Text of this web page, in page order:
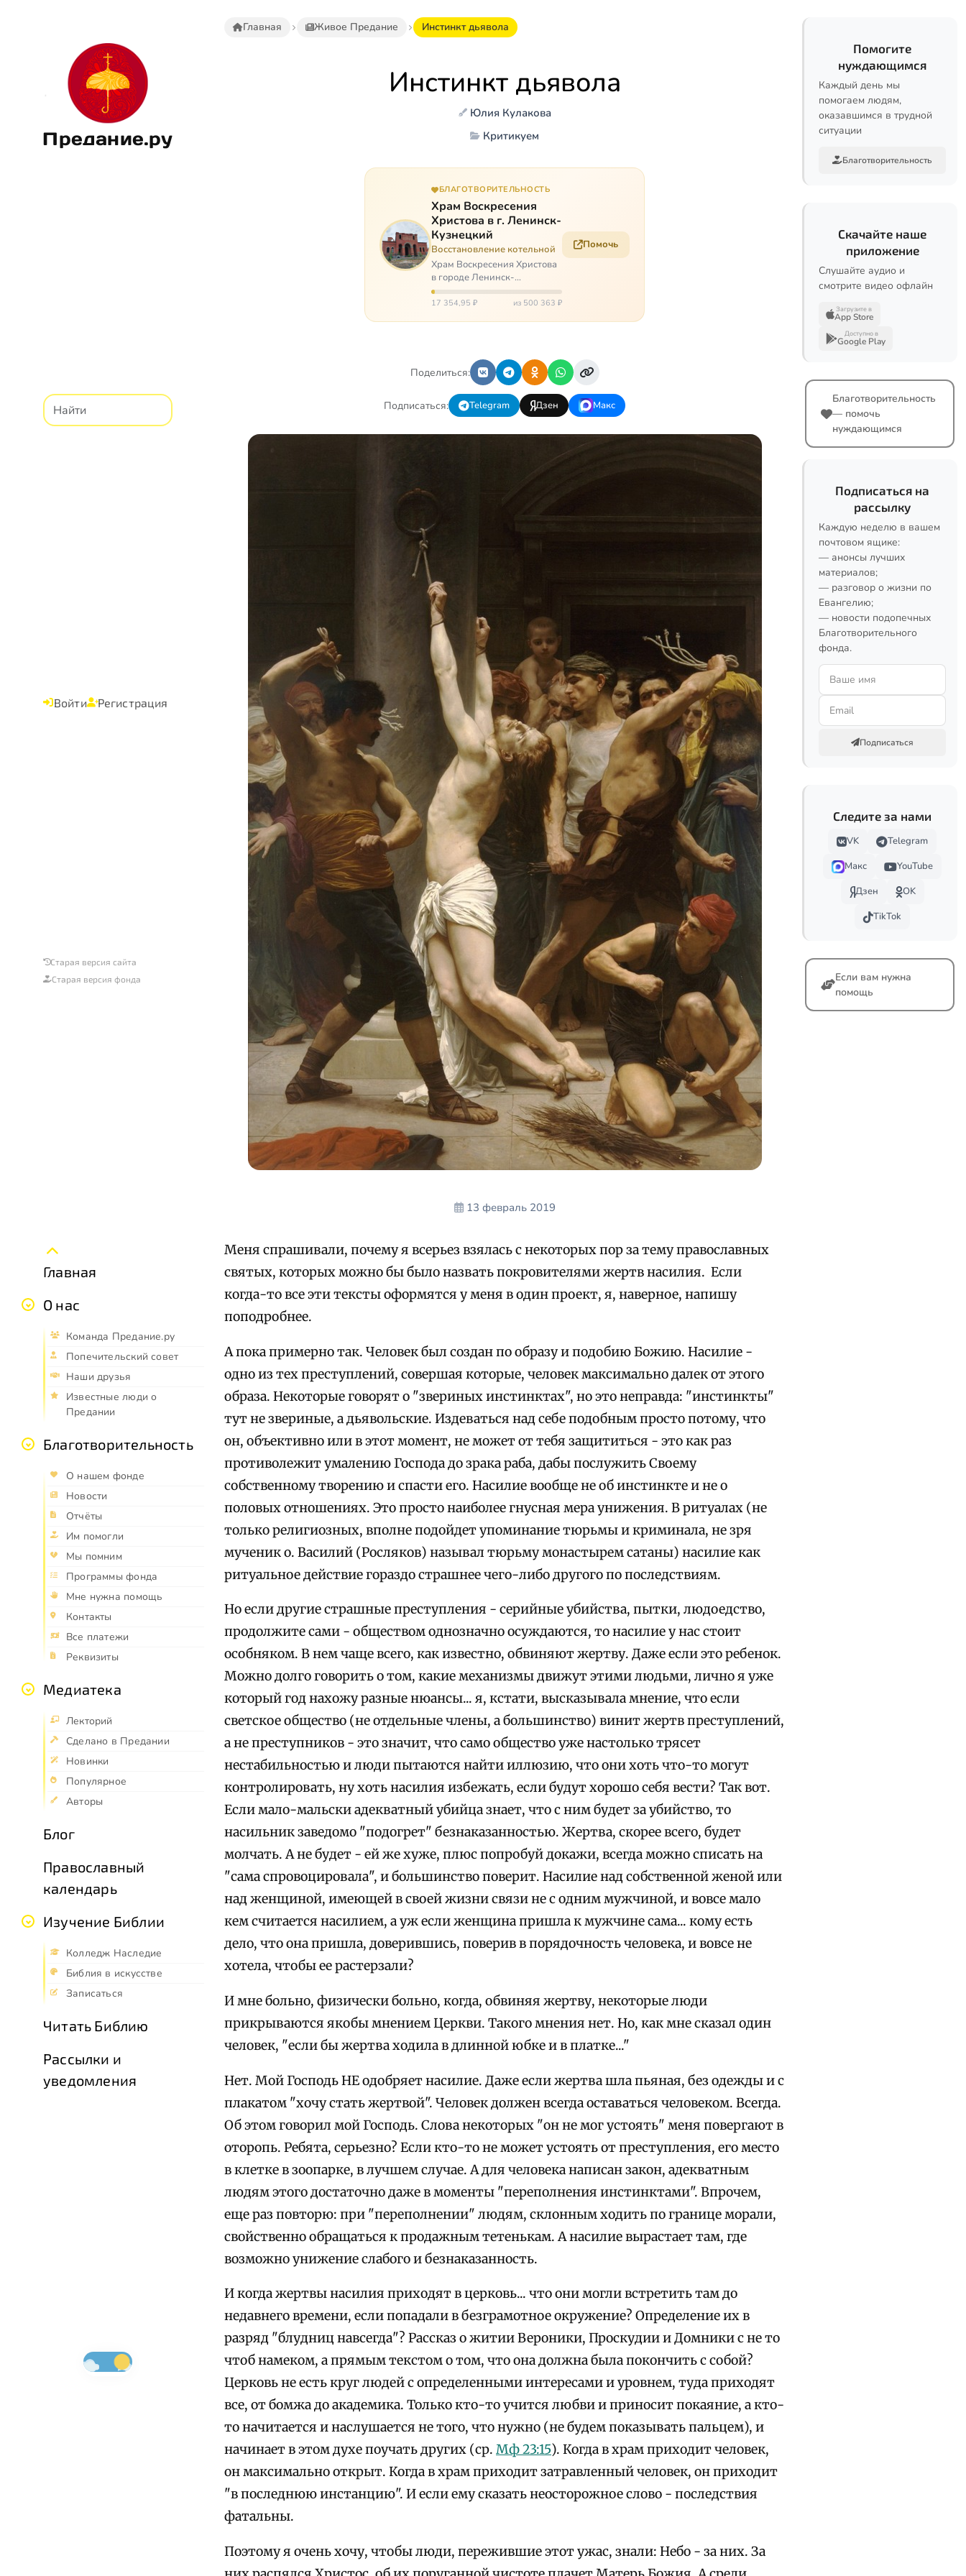
Предание.ру
Войти Регистрация
Старая версия сайта
Старая версия фонда
Главная
О нас
Команда Предание.ру
Попечительский совет
Наши друзья
Известные люди о
Предании
Благотворительность
О нашем фонде
Новости
Отчёты
Им помогли
Мы помним
Программы фонда
Мне нужна помощь
Контакты
Все платежи
Реквизиты
Медиатека
Лекторий
Сделано в Предании
Новинки
Популярное
Авторы
Блог
Православный
календарь
Изучение Библии
Колледж Наследие
Библия в искусстве
Записаться
Читать Библию
Рассылки и
уведомления
Главная Живое Предание Инстинкт дьявола
Инстинкт дьявола
Юлия Кулакова
Критикуем
БЛАГОТВОРИТЕЛЬНОСТЬ
Храм Воскресения
Христова в г. Ленинск-
Кузнецкий
Восстановление котельной
Храм Воскресения Христова
в городе Ленинск-
Кузнецкий в Кемеровской
области – совсем новый, он
17 354,95 ₽ из 500 363 ₽
Помочь
Поделиться:
Подписаться: Telegram Дзен Макс
13 февраль 2019
Меня спрашивали, почему я всерьез взялась с некоторых пор за тему православных
святых, которых можно бы было назвать покровителями жертв насилия. Если
когда-то все эти тексты оформятся у меня в один проект, я, наверное, напишу
поподробнее.
А пока примерно так. Человек был создан по образу и подобию Божию. Насилие -
одно из тех преступлений, совершая которые, человек максимально далек от этого
образа. Некоторые говорят о "звериных инстинктах", но это неправда: "инстинкты"
тут не звериные, а дьявольские. Издеваться над себе подобным просто потому, что
он, объективно или в этот момент, не может от тебя защититься - это как раз
противолежит умалению Господа до зрака раба, дабы послужить Своему
собственному творению и спасти его. Насилие вообще не об инстинкте и не о
половых отношениях. Это просто наиболее гнусная мера унижения. В ритуалах (не
только религиозных, вполне подойдет упоминание тюрьмы и криминала, не зря
мученик о. Василий (Росляков) называл тюрьму монастырем сатаны) насилие как
ритуальное действие гораздо страшнее чего-либо другого по последствиям.
Но если другие страшные преступления - серийные убийства, пытки, людоедство,
продолжите сами - обществом однозначно осуждаются, то насилие у нас стоит
особняком. В нем чаще всего, как известно, обвиняют жертву. Даже если это ребенок.
Можно долго говорить о том, какие механизмы движут этими людьми, лично я уже
который год нахожу разные нюансы... я, кстати, высказывала мнение, что если
светское общество (не отдельные члены, а большинство) винит жертв преступлений,
а не преступников - это значит, что само общество уже настолько трясет
нестабильностью и люди пытаются найти иллюзию, что они хоть что-то могут
контролировать, ну хоть насилия избежать, если будут хорошо себя вести? Так вот.
Если мало-мальски адекватный убийца знает, что с ним будет за убийство, то
насильник заведомо "подогрет" безнаказанностью. Жертва, скорее всего, будет
молчать. А не будет - ей же хуже, плюс попробуй докажи, всегда можно списать на
"сама спровоцировала", и большинство поверит. Насилие над собственной женой или
над женщиной, имеющей в своей жизни связи не с одним мужчиной, и вовсе мало
кем считается насилием, а уж если женщина пришла к мужчине сама... кому есть
дело, что она пришла, доверившись, поверив в порядочность человека, и вовсе не
хотела, чтобы ее растерзали?
И мне больно, физически больно, когда, обвиняя жертву, некоторые люди
прикрываются якобы мнением Церкви. Такого мнения нет. Но, как мне сказал один
человек, "если бы жертва ходила в длинной юбке и в платке..."
Нет. Мой Господь НЕ одобряет насилие. Даже если жертва шла пьяная, без одежды и с
плакатом "хочу стать жертвой". Человек должен всегда оставаться человеком. Всегда.
Об этом говорил мой Господь. Слова некоторых "он не мог устоять" меня повергают в
оторопь. Ребята, серьезно? Если кто-то не может устоять от преступления, его место
в клетке в зоопарке, в лучшем случае. А для человека написан закон, адекватным
людям этого достаточно даже в моменты "переполнения инстинктами". Впрочем,
еще раз повторю: при "переполнении" людям, склонным ходить по границе морали,
свойственно обращаться к продажным тетенькам. А насилие вырастает там, где
возможно унижение слабого и безнаказанность.
И когда жертвы насилия приходят в церковь... что они могли встретить там до
недавнего времени, если попадали в безграмотное окружение? Определение их в
разряд "блудниц навсегда"? Рассказ о житии Вероники, Проскудии и Домники с не то
чтоб намеком, а прямым текстом о том, что она должна была покончить с собой?
Церковь не есть круг людей с определенными интересами и уровнем, туда приходят
все, от бомжа до академика. Только кто-то учится любви и приносит покаяние, а кто-
то начитается и наслушается не того, что нужно (не будем показывать пальцем), и
начинает в этом духе поучать других (ср. Мф 23:15). Когда в храм приходит человек,
он максимально открыт. Когда в храм приходит затравленный человек, он приходит
"в последнюю инстанцию". И если ему сказать неосторожное слово - последствия
фатальны.
Поэтому я очень хочу, чтобы люди, пережившие этот ужас, знали: Небо - за них. За
Помогите
нуждающимся
Каждый день мы
помогаем людям,
оказавшимся в трудной
ситуации
Благотворительность
Скачайте наше
приложение
Слушайте аудио и
смотрите видео офлайн
Загрузите в
App Store
Доступно в
Google Play
Благотворительность
— помочь
нуждающимся
Подписаться на
рассылку
Каждую неделю в вашем
почтовом ящике:
— анонсы лучших
материалов;
— разговор о жизни по
Евангелию;
— новости подопечных
Благотворительного
фонда.
Подписаться
Следите за нами
VK
Telegram
Макс
YouTube
Дзен
OK
TikTok
Если вам нужна
помощь